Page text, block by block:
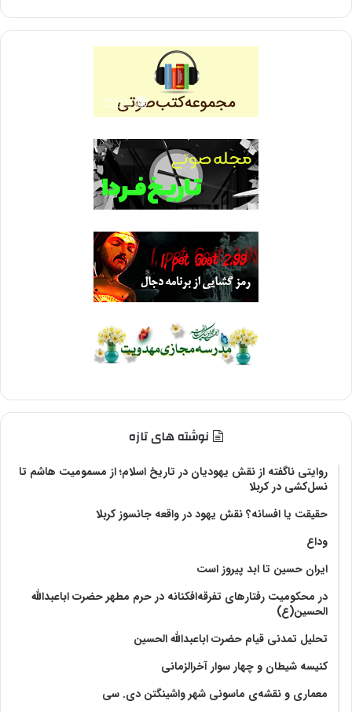
نوشته های تازه
روایتی ناگفته از نقش یهودیان در تاریخ اسلام؛ از مسمومیت هاشم تا
نسل‌کشی در کربلا
حقیقت یا افسانه؟‌ نقش یهود در واقعه جانسوز کربلا
وداع
ایران حسین تا ابد پیروز است
در محکومیت رفتارهای تفرقه‌افکنانه در حرم مطهر حضرت اباعبدالله
الحسین(ع)
تحلیل تمدنی قیام حضرت اباعبدالله الحسین
کنیسه شیطان و چهار سوار آخرالزمانی
معماری و نقشه‌ی ماسونی شهر واشينگتن دی. سی